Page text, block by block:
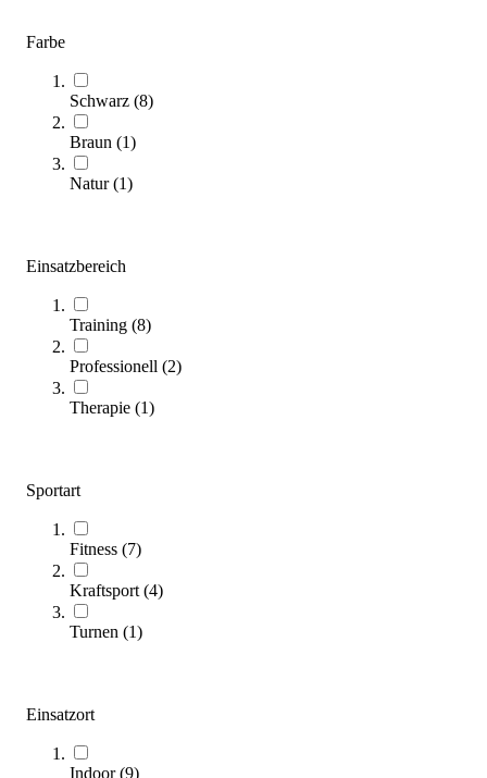
Farbe
Schwarz (8)
Braun (1)
Natur(1)
Einsatzbereich
Training (8)
Professionell (2)
Therapie (1)
Sportart
Fitness (7)
Kraftsport (4)
Turnen (1)
Einsatzort
Indoor(9)
BH Fitness® Bauchbank L835BB
871,00 €
Zum Produkt
Zum Produkt
Längere Lieferzeit
Pedalo® Dipbügel für Sprossenwand
195,00 €